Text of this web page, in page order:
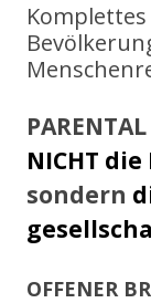
NICHT die
sondern
OFFENER